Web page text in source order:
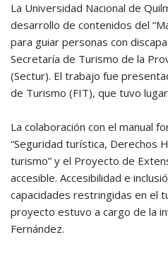
La Universidad Nacional de
desarrollo de contenidos del
para guiar personas con
Secretaría de Turismo de la
(Sectur). El trabajo fue
de Turismo (FIT), que tuvo
La colaboración con el manual
“Seguridad turística, Derechos
turismo” y el Proyecto de
accesible. Accesibilidad e
capacidades restringidas en el
proyecto estuvo a cargo de la
Fernández.